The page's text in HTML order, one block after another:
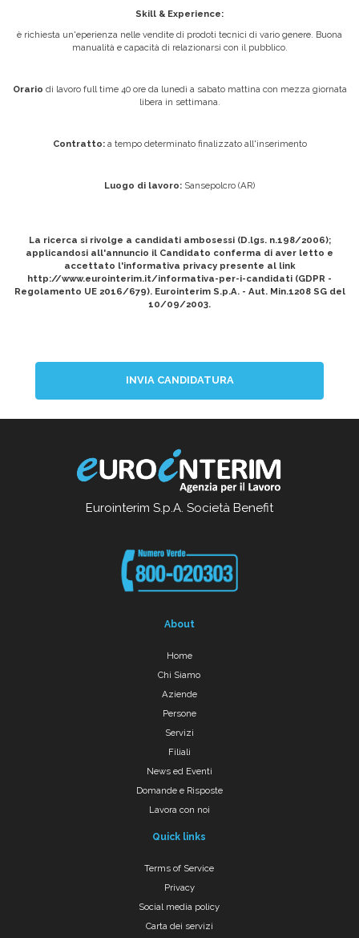
Skill & Experience:
è richiesta un'eperienza nelle vendite di prodoti tecnici di vario genere. Buona
manualità e capacità di relazionarsi con il pubblico.
Orario di lavoro full time 40 ore da lunedì a sabato mattina con mezza giornata
libera in settimana.
Contratto: a tempo determinato finalizzato all'inserimento
Luogo di lavoro: Sansepolcro (AR)
La ricerca si rivolge a candidati ambosessi (D.lgs. n.198/2006);
applicandosi all'annuncio il Candidato conferma di aver letto e
accettato l'informativa privacy presente al link
http://www.eurointerim.it/informativa-per-i-candidati (GDPR -
Regolamento UE 2016/679). Eurointerim S.p.A. - Aut. Min.1208 SG del
10/09/2003.
INVIA CANDIDATURA
Eurointerim S.p.A. Società Benefit
About
Home
Chi Siamo
Aziende
Persone
Servizi
Filiali
News ed Eventi
Domande e Risposte
Lavora con noi
Quick links
Terms of Service
Privacy
Social media policy
Carta dei servizi